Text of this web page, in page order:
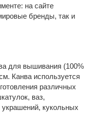
на сайте
бренды, так и
для вышивания (100%
Канва используется
различных
ваз,
украшений, кукольных